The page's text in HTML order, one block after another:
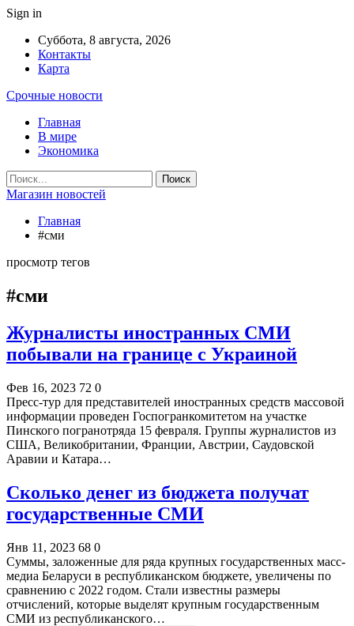
Sign in
Суббота, 8 августа, 2026
Контакты
Карта
Срочные новости
Главная
В мире
Экономика
Магазин новостей
Главная
#сми
просмотр тегов
#сми
Журналисты иностранных СМИ
побывали на границе с Украиной
Фев 16, 2023 72 0
Пресс-тур для представителей иностранных средств массовой
информации проведен Госпогранкомитетом на участке
Пинского погранотряда 15 февраля. Группы журналистов из
США, Великобритании, Франции, Австрии, Саудовской
Аравии и Катара…
Сколько денег из бюджета получат
государственные СМИ
Янв 11, 2023 68 0
Суммы, заложенные для ряда крупных государственных масс-
медиа Беларуси в республиканском бюджете, увеличены по
сравнению с 2022 годом. Стали известны размеры
отчислений, которые выделят крупным государственным
СМИ из республиканского…